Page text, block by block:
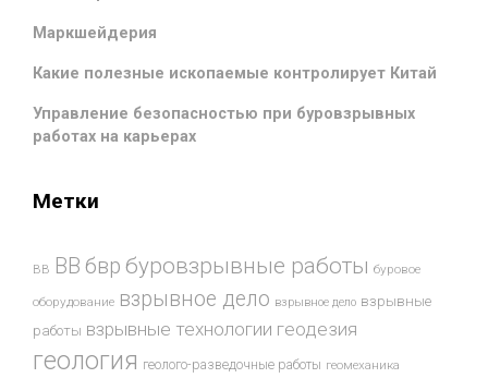
Маркшейдерия
Какие полезные ископаемые контролирует Китай
Управление безопасностью при буровзрывных
работах на карьерах
Метки
ВВ ВВ бвр буровзрывные работы буровое
оборудование взрывное дело взрывное дело взрывные
работы взрывные технологии геодезия
геология геолого-разведочные работы геомеханика